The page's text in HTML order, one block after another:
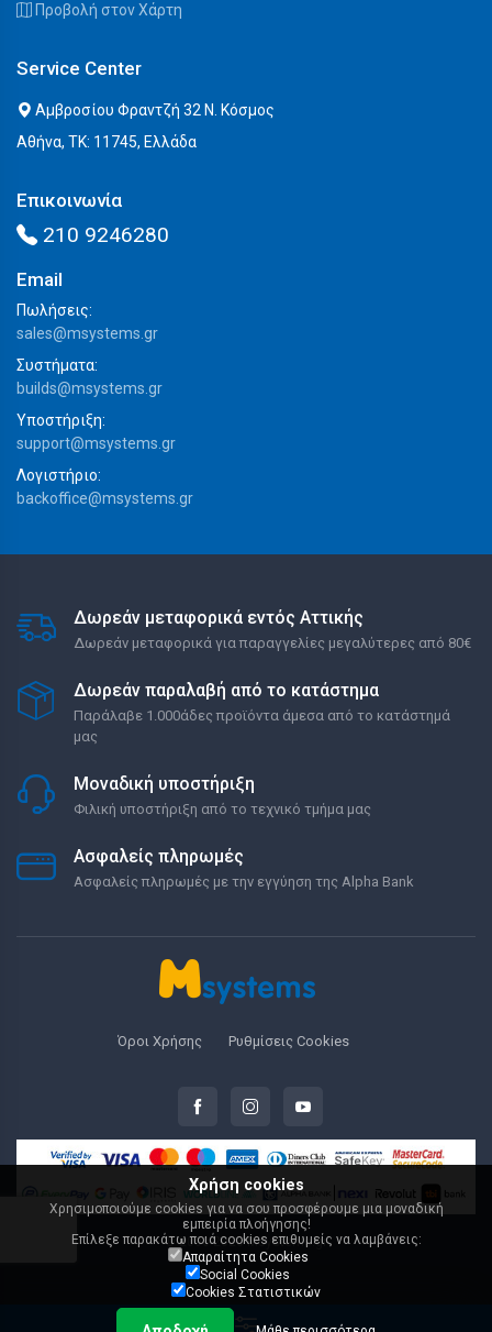
Προβολή στον Χάρτη
Service Center
Αμβροσίου Φραντζή 32 Ν. Κόσμος
Αθήνα, ΤΚ: 11745, Ελλάδα
Επικοινωνία
210 9246280
Email
Πωλήσεις:
sales@msystems.gr
Συστήματα:
builds@msystems.gr
Υποστήριξη:
support@msystems.gr
Λογιστήριο:
backoffice@msystems.gr
Δωρεάν μεταφορικά εντός Αττικής
Δωρεάν μεταφορικά για παραγγελίες μεγαλύτερες από 80€
Δωρεάν παραλαβή από το κατάστημα
Παράλαβε 1.000άδες προϊόντα άμεσα από το κατάστημά
μας
Μοναδική υποστήριξη
Φιλική υποστήριξη από το τεχνικό τμήμα μας
Ασφαλείς πληρωμές
Ασφαλείς πληρωμές με την εγγύηση της Alpha Bank
Όροι Χρήσης Ρυθμίσεις Cookies
© 2000-2026 Msystems.gr
Χρήση cookies
Χρησιμοποιούμε cookies για να σου προσφέρουμε μια μοναδική
εμπειρία πλοήγησης!
Επίλεξε παρακάτω ποιά cookies επιθυμείς να λαμβάνεις:
Απαραίτητα Cookies
Social Cookies
Cookies Στατιστικών